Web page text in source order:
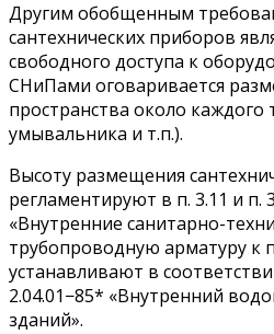
Другим обобщенным
сантехнических приборов
свободного доступа к
СНиПами оговаривается
пространства около
умывальника и т.п.).
Высоту размещения
регламентируют в п. 3.11 и п.
«Внутренние санитарно-
трубопроводную арматуру к
устанавливают в
2.04.01−85* «Внутренний
зданий».